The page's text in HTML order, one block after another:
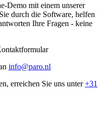
Demo mit einem unserer
durch die Software, helfen
Ihre Fragen - keine
info@paro.nl
erreichen Sie uns unter+31